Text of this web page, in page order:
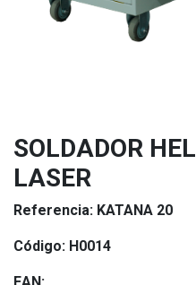
SOLDADOR
LASER
Referencia: KATANA 20
Código: H0014